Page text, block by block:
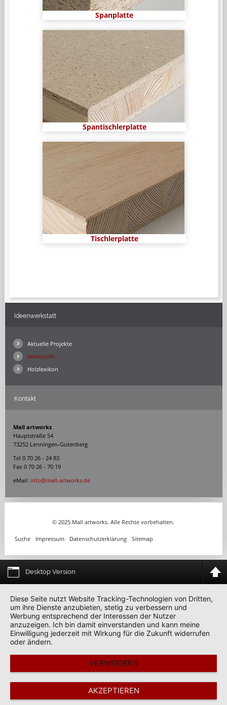
Spanplatte
Spantischlerplatte
Tischlerplatte
Ideenwerkstatt
Aktuelle Projekte
Werkstoffe
Holzlexikon
Kontakt
Mall artworks
Hauptstraße 54
73252 Lenningen-Gutenberg
Tel 0 70 26 - 24 83
Fax 0 70 26 - 70 19
eMail: info@mall-artworks.de
© 2025 Mall artworks. Alle Rechte vorbehalten.
Suche Impressum Datenschutzerklärung Sitemap
Desktop Version
Diese Seite nutzt Website Tracking-Technologien von Dritten,
um ihre Dienste anzubieten, stetig zu verbessern und
Werbung entsprechend der Interessen der Nutzer
anzuzeigen. Ich bin damit einverstanden und kann meine
Einwilligung jederzeit mit Wirkung für die Zukunft widerrufen
oder ändern.
VERWEIGERN
AKZEPTIEREN